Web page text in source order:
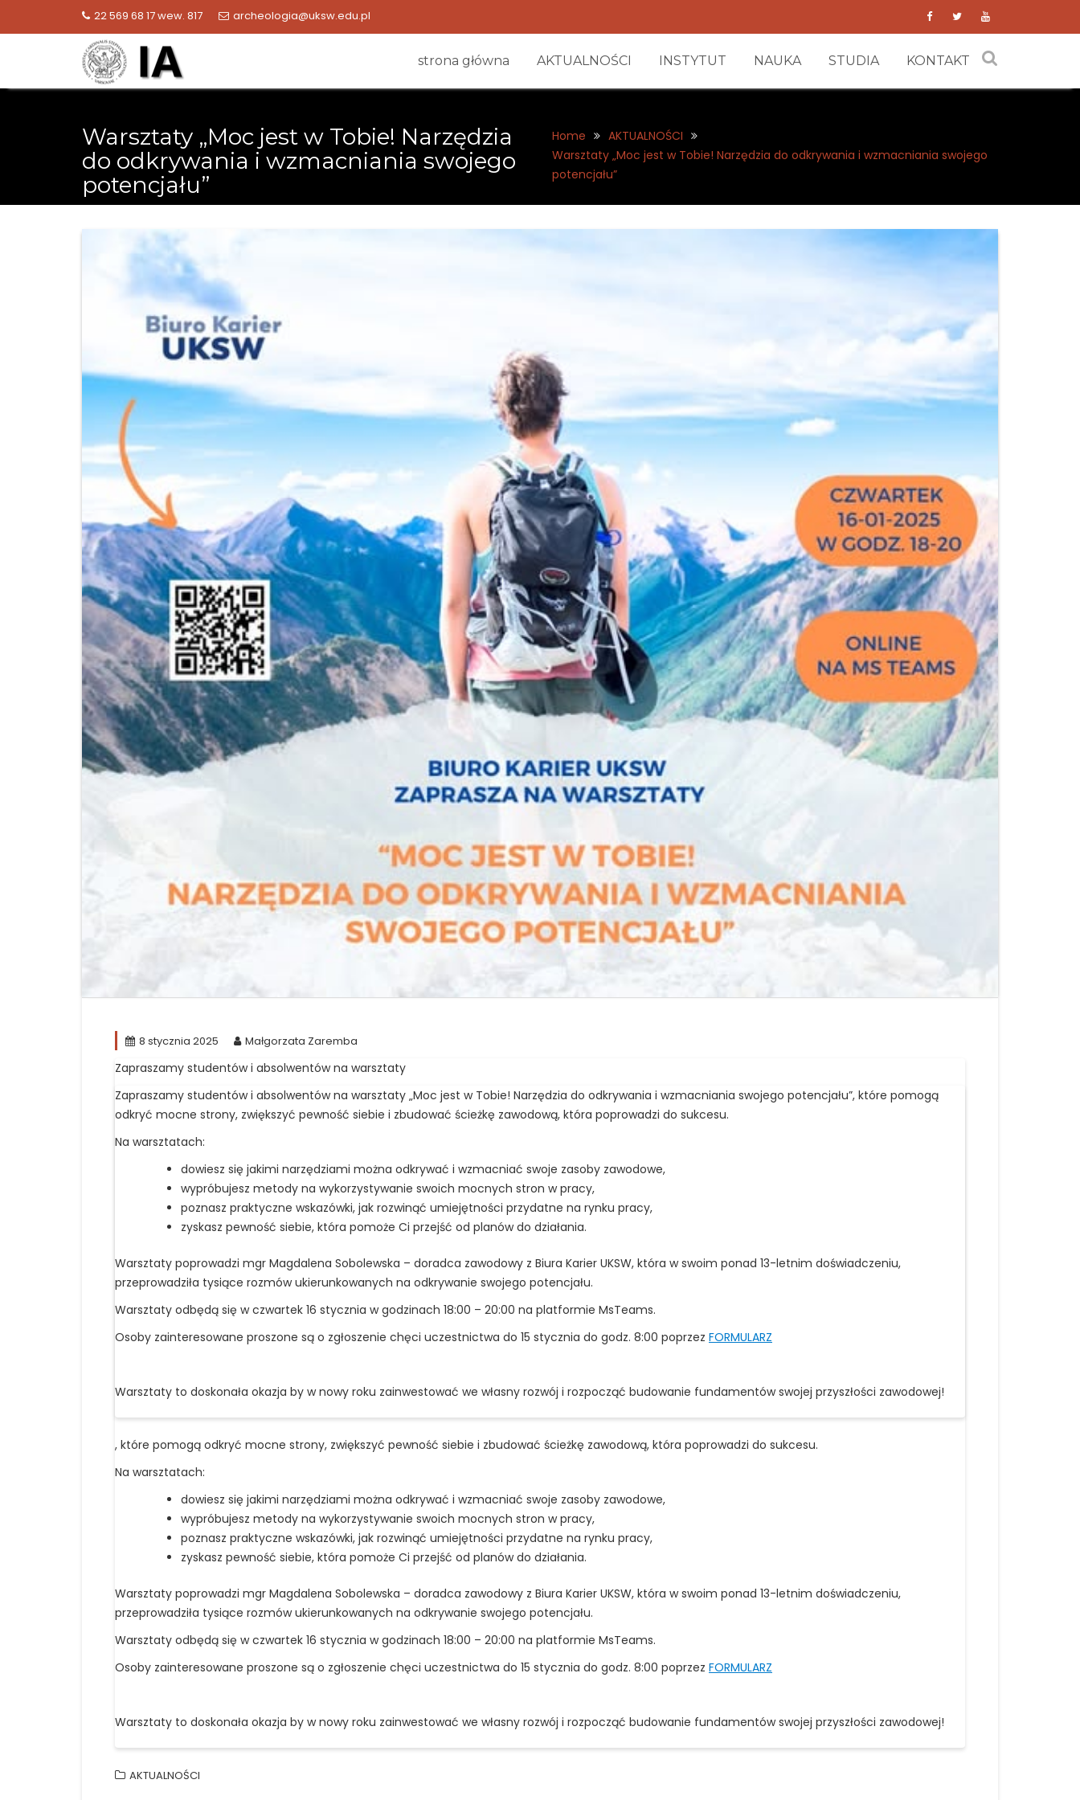
22 569 68 17 wew. 817 archeologia@uksw.edu.pl
strona główna AKTUALNOŚCI INSTYTUT NAUKA STUDIA KONTAKT
Warsztaty „Moc jest w Tobie! Narzędzia
do odkrywania i wzmacniania swojego
potencjału”
Home
AKTUALNOŚCI
Warsztaty „Moc jest w Tobie! Narzędzia do odkrywania i wzmacniania swojego
potencjału”
8 stycznia 2025 Małgorzata Zaremba
Zapraszamy studentów i absolwentów na warsztaty
Zapraszamy studentów i absolwentów na warsztaty „Moc jest w Tobie! Narzędzia do odkrywania i wzmacniania swojego potencjału”, które pomogą
odkryć mocne strony, zwiększyć pewność siebie i zbudować ścieżkę zawodową, która poprowadzi do sukcesu.
Na warsztatach:
dowiesz się jakimi narzędziami można odkrywać i wzmacniać swoje zasoby zawodowe,
wypróbujesz metody na wykorzystywanie swoich mocnych stron w pracy,
poznasz praktyczne wskazówki, jak rozwinąć umiejętności przydatne na rynku pracy,
zyskasz pewność siebie, która pomoże Ci przejść od planów do działania.
Warsztaty poprowadzi mgr Magdalena Sobolewska – doradca zawodowy z Biura Karier UKSW, która w swoim ponad 13-letnim doświadczeniu,
przeprowadziła tysiące rozmów ukierunkowanych na odkrywanie swojego potencjału.
Warsztaty odbędą się w czwartek 16 stycznia w godzinach 18:00 – 20:00 na platformie MsTeams.
Osoby zainteresowane proszone są o zgłoszenie chęci uczestnictwa do 15 stycznia do godz. 8:00 poprzez FORMULARZ
Warsztaty to doskonała okazja by w nowy roku zainwestować we własny rozwój i rozpocząć budowanie fundamentów swojej przyszłości zawodowej!
, które pomogą odkryć mocne strony, zwiększyć pewność siebie i zbudować ścieżkę zawodową, która poprowadzi do sukcesu.
Na warsztatach:
dowiesz się jakimi narzędziami można odkrywać i wzmacniać swoje zasoby zawodowe,
wypróbujesz metody na wykorzystywanie swoich mocnych stron w pracy,
poznasz praktyczne wskazówki, jak rozwinąć umiejętności przydatne na rynku pracy,
zyskasz pewność siebie, która pomoże Ci przejść od planów do działania.
Warsztaty poprowadzi mgr Magdalena Sobolewska – doradca zawodowy z Biura Karier UKSW, która w swoim ponad 13-letnim doświadczeniu,
przeprowadziła tysiące rozmów ukierunkowanych na odkrywanie swojego potencjału.
Warsztaty odbędą się w czwartek 16 stycznia w godzinach 18:00 – 20:00 na platformie MsTeams.
Osoby zainteresowane proszone są o zgłoszenie chęci uczestnictwa do 15 stycznia do godz. 8:00 poprzez FORMULARZ
Warsztaty to doskonała okazja by w nowy roku zainwestować we własny rozwój i rozpocząć budowanie fundamentów swojej przyszłości zawodowej!
AKTUALNOŚCI